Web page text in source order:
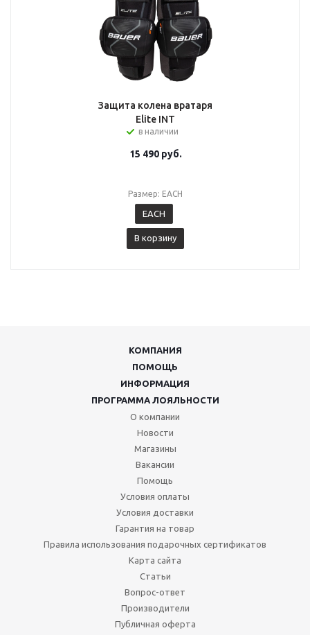
Защита колена вратаря
Elite INT
в наличии
15 490руб.
Размер: EACH
EACH
В корзину
КОМПАНИЯ
ПОМОЩЬ
ИНФОРМАЦИЯ
ПРОГРАММА ЛОЯЛЬНОСТИ
О компании
Новости
Магазины
Вакансии
Помощь
Условия оплаты
Условия доставки
Гарантия на товар
Правила использования подарочных сертификатов
Карта сайта
Статьи
Вопрос-ответ
Производители
Публичная оферта